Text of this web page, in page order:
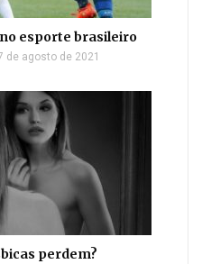
esporte brasileiro
de agosto de 2021
perdem?